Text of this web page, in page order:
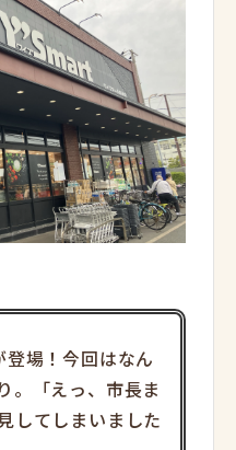
登場！今回はなん
。「えっ、市長ま
してしまいました